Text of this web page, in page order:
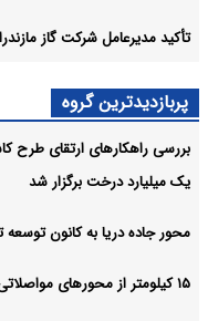
تأکید مدیرعامل شرکت گاز
پربازدیدترین گروه
بررسی راهکارهای ارتقای
یک میلیارد درخت برگزار شد
محور جاده دریا به کانون
۱۵ کیلومتر از محورهای مواصلاتی تا پایان شهریور بهسازی می‌شود